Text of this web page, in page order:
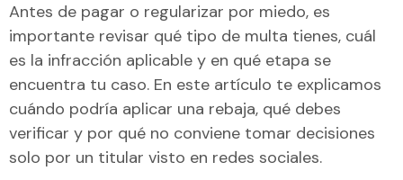
Antes de pagar o regularizar por miedo, es
importante revisar qué tipo de multa tienes, cuál
es la infracción aplicable y en qué etapa se
encuentra tu caso. En este artículo te explicamos
cuándo podría aplicar una rebaja, qué debes
verificar y por qué no conviene tomar decisiones
solo por un titular visto en redes sociales.